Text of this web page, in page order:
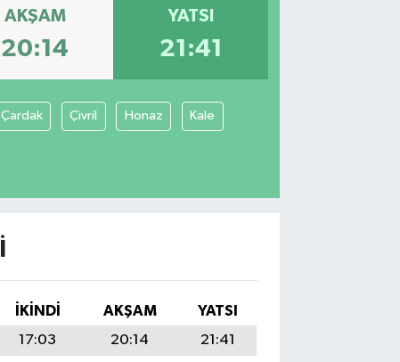
AKŞAM
20:14
YATSI
21:41
Çardak Çivril Honaz Kale
İKINDI AKŞAM
YATSI
17:03 20:14
21:41